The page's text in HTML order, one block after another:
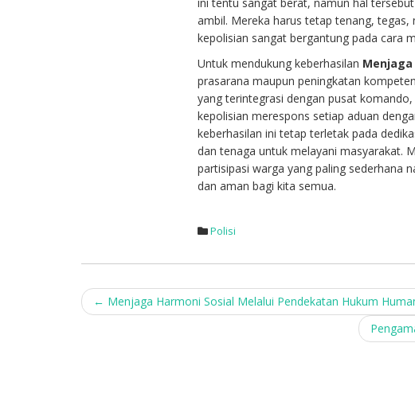
ambil. Mereka harus tetap tenang,
kepolisian sangat bergantung pada cara
Untuk mendukung keberhasilan
prasarana maupun peningkatan
yang terintegrasi dengan pusat
kepolisian merespons setiap aduan
keberhasilan ini tetap terletak pada
dan tenaga untuk melayani masyarakat.
partisipasi warga yang paling sederhana
dan aman bagi kita semua.
Polisi
Post
← Menjaga Harmoni Sosial Melalui Pendekatan Hukum